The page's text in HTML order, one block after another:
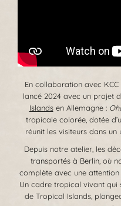
En collaboration avec
lancé 2024 avec un projet
Islandsen Allemagne :
tropicale colorée, dotée
réunit les visiteurs dans
Depuis notre atelier, les
transportés à Berlin, où
complète avec une attention
Un cadre tropical vivant qui
de Tropical Islands,